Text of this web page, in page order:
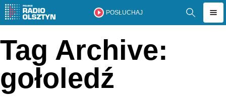
POSŁUCHAJ
Tag Archive:
gołoledź